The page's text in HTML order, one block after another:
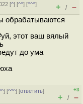
[^] [^^] [^^^]
+ / –
обрабатываются
этот ваш вялый
до ума
] [^^^] [ответить]
+3
+ / –